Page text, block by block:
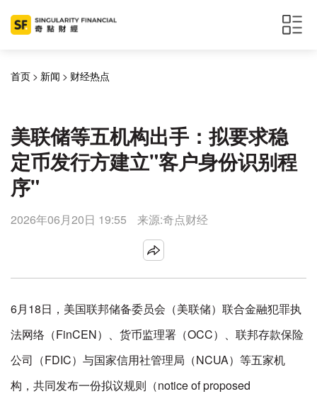
首页 > 新闻 > 财经热点
美联储等五机构出手：拟要求稳
定币发行方建立"客户身份识别程
序"
2026年06月20日 19:55 来源:奇点财经
6月18日，美国联邦储备委员会（美联储）联合金融犯罪执
法网络（FinCEN）、货币监理署（OCC）、联邦存款保险
公司（FDIC）与国家信用社管理局（NCUA）等五家机
构，共同发布一份拟议规则（notice of proposed